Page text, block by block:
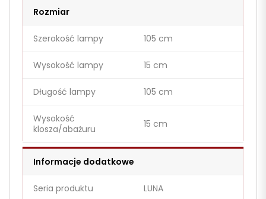
Rozmiar
Szerokość lampy 105 cm
Wysokość lampy 15 cm
Długość lampy 105 cm
Wysokość
klosza/abażuru
15 cm
Informacje dodatkowe
Seria produktu LUNA